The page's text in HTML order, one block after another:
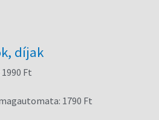
díjak
Ft
1790 Ft